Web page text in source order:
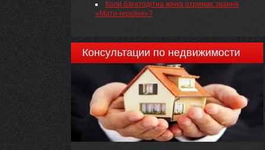
Коли багатодітна жінка отримає звання
«Мати-героїня»?
Консультации по недвижимости